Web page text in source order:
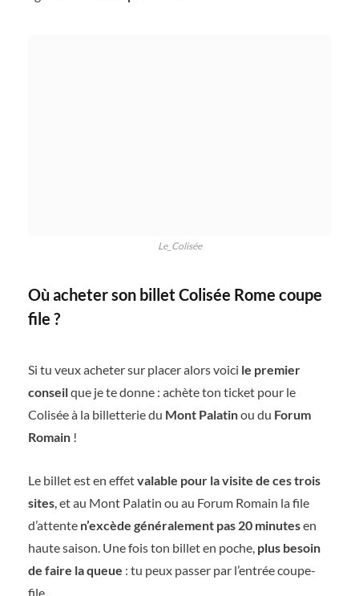
Le_Colisée
Où acheter son billet Colisée Rome coupe
file ?
Si tu veux acheter sur placer alors voici le premier
conseilque je te donne : achète ton ticket pour le
Colisée à la billetterie du Mont Palatinou du Forum
Romain !
Le billet est en effetvalable pour la visite de ces trois
sites, et au Mont Palatin ou au Forum Romain la file
d’attente n’excède généralement pas 20 minutesen
haute saison. Une fois ton billet en poche, plus besoin
de faire la queue : tu peux passer par l’entrée coupe-
file.